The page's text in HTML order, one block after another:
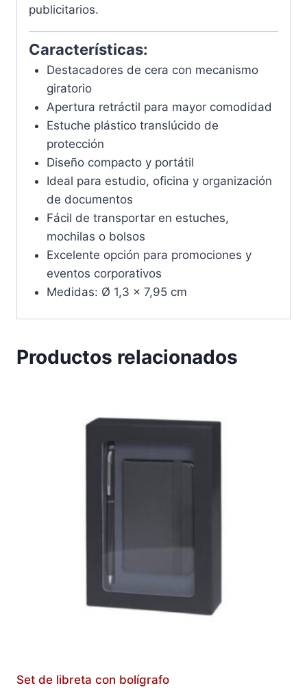
publicitarios.
Características:
Destacadores de cera con mecanismo
giratorio
Apertura retráctil para mayor comodidad
Estuche plástico translúcido de
protección
Diseño compacto y portátil
Ideal para estudio, oficina y organización
de documentos
Fácil de transportar en estuches,
mochilas o bolsos
Excelente opción para promociones y
eventos corporativos
Medidas: Ø 1,3 x 7,95 cm
Productos relacionados
Set de libreta con bolígrafo